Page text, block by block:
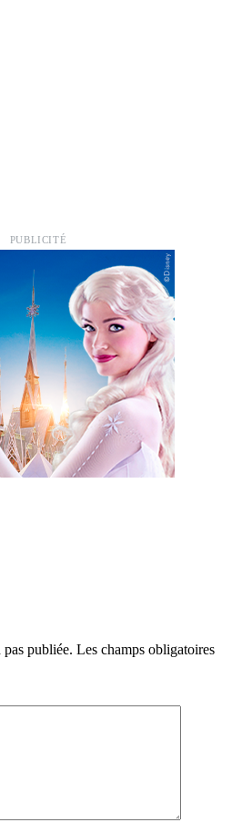
PUBLICITÉ
pas publiée. Les champs obligatoires